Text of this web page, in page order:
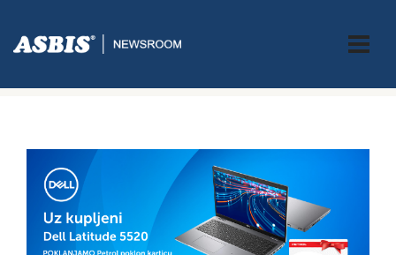
ASBIS.BA> AKCIJE> DELL LATITUDE 5520 POKLANJA PETROL